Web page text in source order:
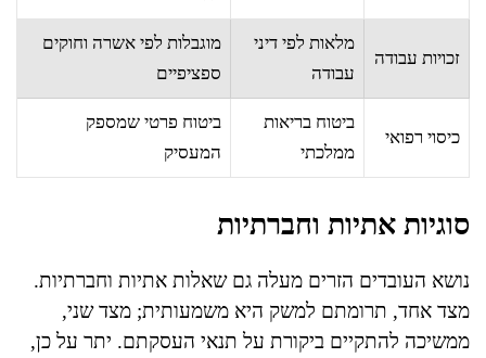
זכויות עבודה
מלאות לפי דיני
עבודה
מוגבלות לפי אשרה וחוקים
ספציפיים
כיסוי רפואי
ביטוח בריאות
ממלכתי
ביטוח פרטי שמספק
המעסיק
סוגיות אתיות וחברתיות
נושא העובדים הזרים מעלה גם שאלות אתיות וחברתיות.
מצד אחד, תרומתם למשק היא משמעותית; מצד שני,
ממשיכה להתקיים ביקורת על תנאי העסקתם. יתר על כן,